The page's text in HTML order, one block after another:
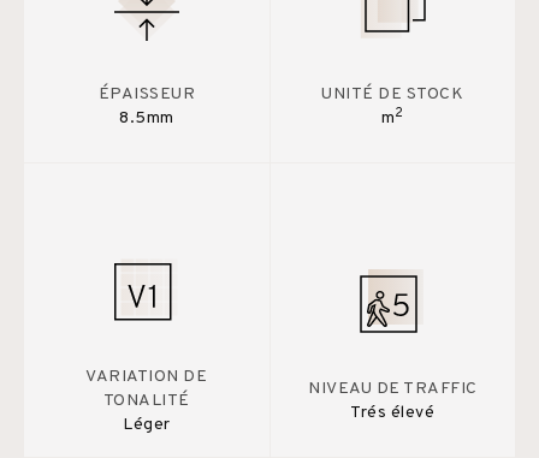
ÉPAISSEUR
8.5mm
UNITÉ DE STOCK
m2
VARIATION DE
TONALITÉ
Léger
NIVEAU DE TRAFFIC
Trés élevé